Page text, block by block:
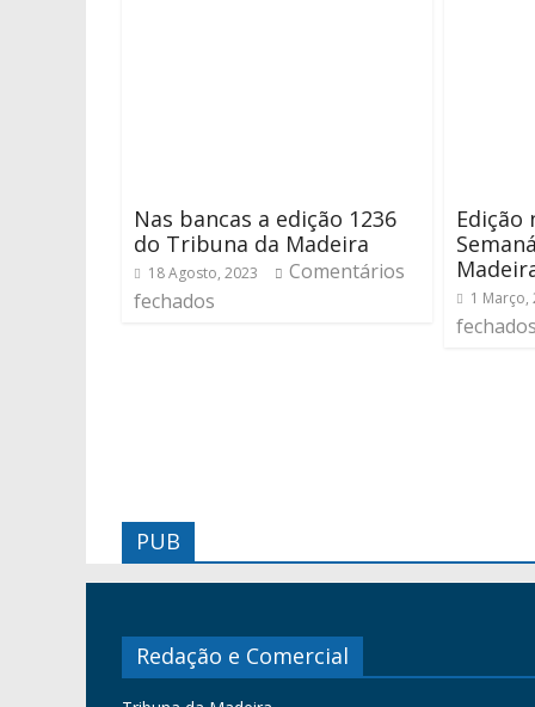
Nas bancas a edição 1236
do Tribuna da Madeira
18 Agosto, 2023
Comentários
fechados
Edição
1 Março,
PUB
Redação e Comercial